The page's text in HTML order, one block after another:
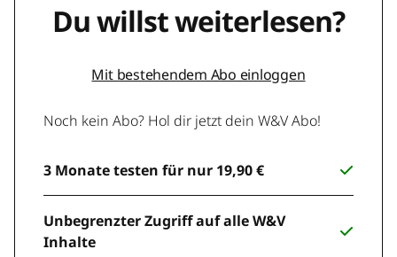
Du willst weiterlesen?
Mit bestehendem Abo einloggen
Noch kein Abo? Hol dir jetzt dein W&V Abo!
3 Monate testen für nur 19,90 €
Unbegrenzter Zugriff auf alle W&V
Inhalte